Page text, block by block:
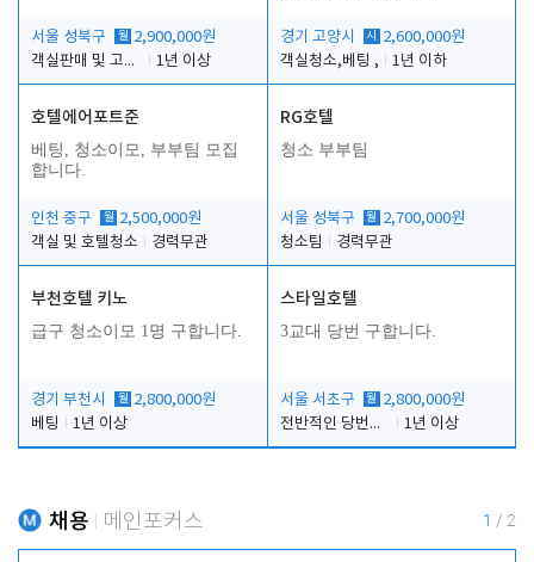
서울 성북구 월 2,900,000원
객실판매 및 고객응대
1년 이상
경기 고양시 시
2,600,000원
객실청소,베팅 ,
1년 이하
호텔에어포트준
베팅, 청소이모, 부부팀 모집
합니다.
인천 중구 월 2,500,000원
객실 및 호텔청소
경력무관
RG호텔
청소 부부팀
서울 성북구 월 2,700,000원
청소팀
경력무관
부천호텔 키노
급구 청소이모 1명 구합니다.
경기 부천시 월 2,800,000원
베팅
1년 이상
스타일호텔
3교대 당번 구합니다.
서울 서초구 월 2,800,000원
전반적인 당번업무
1년 이상
채용 메인포커스 1 / 2